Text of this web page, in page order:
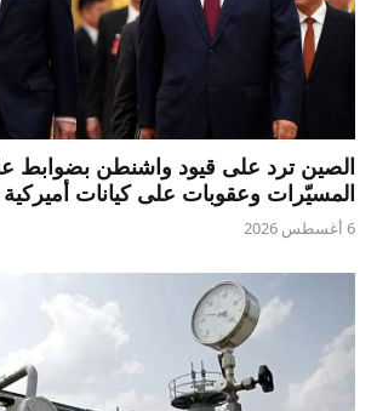
الصين ترد على قيود واشنطن بضوابط
المسيّرات وعقوبات على كيانات أميركية
6 أغسطس 2026